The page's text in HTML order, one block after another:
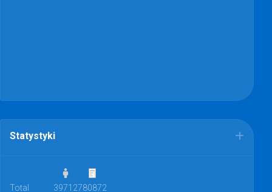
Statystyki
Total 39712780872